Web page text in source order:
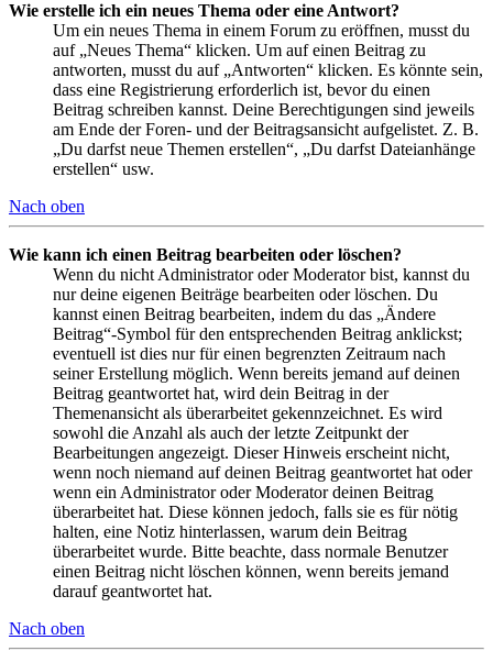
Wie erstelle ich ein neues Thema oder eine Antwort?
Um ein neues Thema in einem Forum zu eröffnen, musst du
auf „Neues Thema“ klicken. Um auf einen Beitrag zu
antworten, musst du auf „Antworten“ klicken. Es könnte sein,
dass eine Registrierung erforderlich ist, bevor du einen
Beitrag schreiben kannst. Deine Berechtigungen sind jeweils
am Ende der Foren- und der Beitragsansicht aufgelistet. Z. B.
„Du darfst neue Themen erstellen“, „Du darfst Dateianhänge
erstellen“ usw.
Nach oben
Wie kann ich einen Beitrag bearbeiten oder löschen?
Wenn du nicht Administrator oder Moderator bist, kannst du
nur deine eigenen Beiträge bearbeiten oder löschen. Du
kannst einen Beitrag bearbeiten, indem du das „Ändere
Beitrag“-Symbol für den entsprechenden Beitrag anklickst;
eventuell ist dies nur für einen begrenzten Zeitraum nach
seiner Erstellung möglich. Wenn bereits jemand auf deinen
Beitrag geantwortet hat, wird dein Beitrag in der
Themenansicht als überarbeitet gekennzeichnet. Es wird
sowohl die Anzahl als auch der letzte Zeitpunkt der
Bearbeitungen angezeigt. Dieser Hinweis erscheint nicht,
wenn noch niemand auf deinen Beitrag geantwortet hat oder
wenn ein Administrator oder Moderator deinen Beitrag
überarbeitet hat. Diese können jedoch, falls sie es für nötig
halten, eine Notiz hinterlassen, warum dein Beitrag
überarbeitet wurde. Bitte beachte, dass normale Benutzer
einen Beitrag nicht löschen können, wenn bereits jemand
darauf geantwortet hat.
Nach oben